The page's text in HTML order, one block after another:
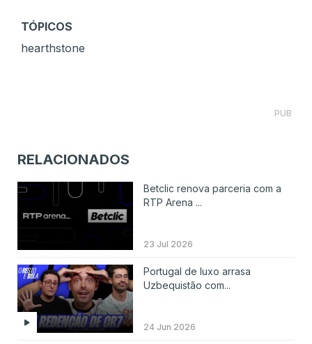
TÓPICOS
hearthstone
PUB
RELACIONADOS
Betclic renova parceria com a
RTP Arena ...
23 Jul 2026
Portugal de luxo arrasa
Uzbequistão com...
24 Jun 2026